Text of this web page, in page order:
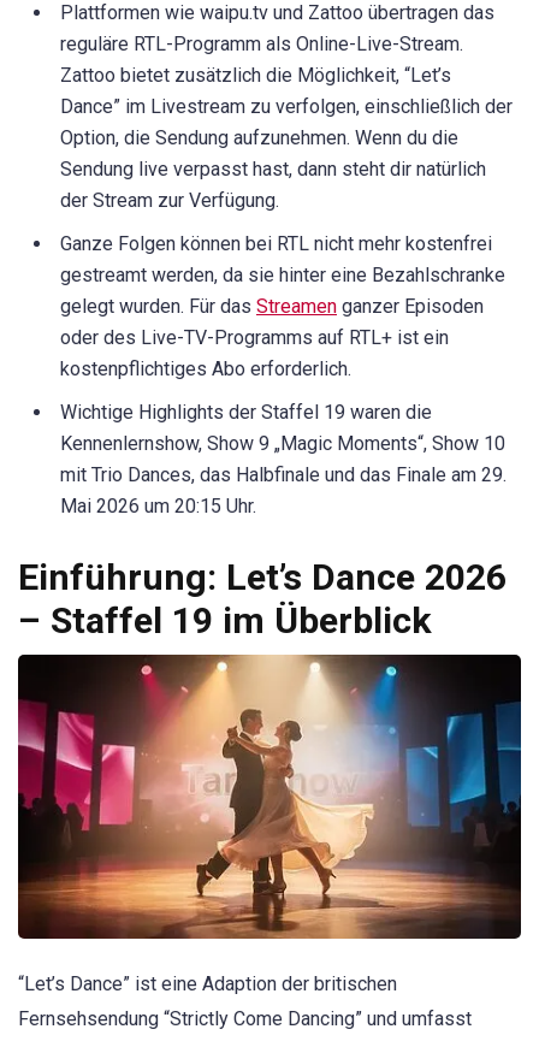
Plattformen wie waipu.tv und Zattoo übertragen das
reguläre RTL-Programm als Online-Live-Stream.
Zattoo bietet zusätzlich die Möglichkeit, “Let’s
Dance” im Livestream zu verfolgen, einschließlich der
Option, die Sendung aufzunehmen. Wenn du die
Sendung live verpasst hast, dann steht dir natürlich
der Stream zur Verfügung.
Ganze Folgen können bei RTL nicht mehr kostenfrei
gestreamt werden, da sie hinter eine Bezahlschranke
gelegt wurden. Für das Streamen ganzer Episoden
oder des Live-TV-Programms auf RTL+ ist ein
kostenpflichtiges Abo erforderlich.
Wichtige Highlights der Staffel 19 waren die
Kennenlernshow, Show 9 „Magic Moments“, Show 10
mit Trio Dances, das Halbfinale und das Finale am 29.
Mai 2026 um 20:15 Uhr.
Einführung: Let’s Dance 2026
– Staffel 19 im Überblick
“Let’s Dance” ist eine Adaption der britischen
Fernsehsendung “Strictly Come Dancing” und umfasst